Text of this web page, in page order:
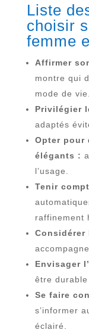
Liste
choisir
femme
Affirmer
montre qui
mode de vie.
Privilégier
adaptés
Opter pour
élégants :
l’usage.
Tenir
raffinement
Considérer
Envisager
être durable
Se faire
s’informer
éclairé.